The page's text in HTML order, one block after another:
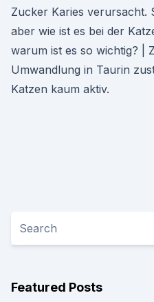
Zucker Karies verursacht.
aber wie ist es bei der
warum ist es so wichtig? |
Umwandlung in Taurin
Katzen kaum aktiv.
Featured Posts